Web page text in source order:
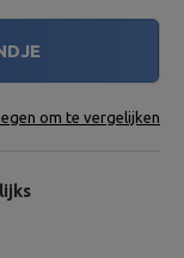
om te vergelijken